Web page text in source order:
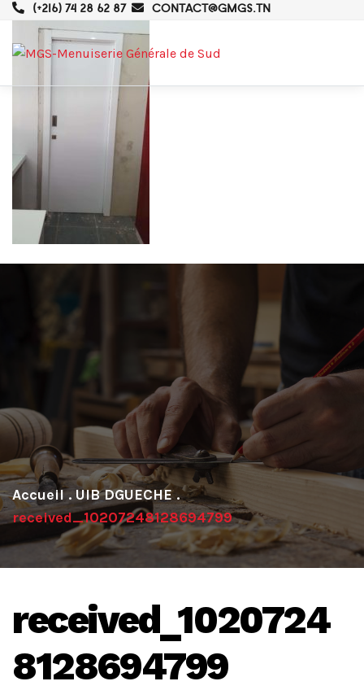
(+216) 74 28 62 87 CONTACT@GMGS.TN
. UIB DGUECHE .
received_10207248128694799
received_1020724
8128694799